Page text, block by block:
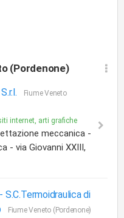
(Pordenone)
Fiume Veneto
internet, arti grafiche
meccanica -
- via Giovanni XXIII,
S.C.Termoidraulica di
Fiume Veneto (Pordenone)